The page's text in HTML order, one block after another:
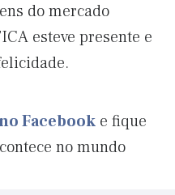
do mercado
esteve presente e
Facebook e fique
no mundo